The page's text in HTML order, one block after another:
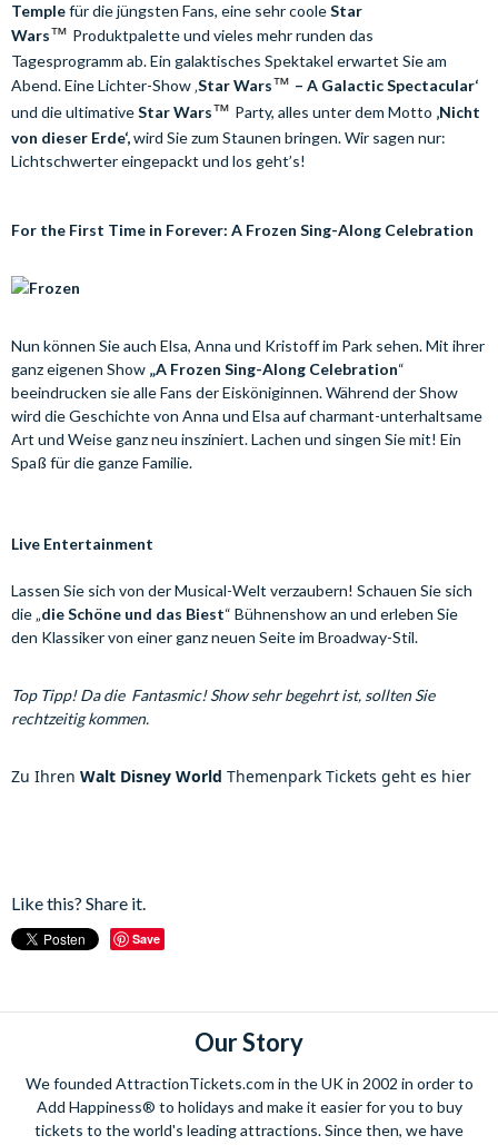
Templefür die jüngsten Fans, eine sehr cooleStar
Wars™ Produktpalette und vieles mehr runden das
Tagesprogramm ab. Ein galaktisches Spektakel erwartet Sie am
Abend. Eine Lichter-Show ‚Star Wars™ – A Galactic Spectacular‘
und die ultimativeStar Wars™ Party, alles unter dem Motto ‚Nicht
von dieser Erde‘,wird Sie zum Staunen bringen. Wir sagen nur:
Lichtschwerter eingepackt und los geht’s!
For the First Time in Forever: A Frozen Sing-Along Celebration
Nun können Sie auch Elsa, Anna und Kristoff im Park sehen. Mit ihrer
ganz eigenen Show „A Frozen Sing-Along Celebration“
beeindrucken sie alle Fans der Eisköniginnen. Während der Show
wird die Geschichte von Anna und Elsa auf charmant-unterhaltsame
Art und Weise ganz neu insziniert. Lachen und singen Sie mit! Ein
Spaß für die ganze Familie.
Live Entertainment
Lassen Sie sich von der Musical-Welt verzaubern! Schauen Sie sich
die „die Schöne und das Biest“ Bühnenshow an und erleben Sie
den Klassiker von einer ganz neuen Seite im Broadway-Stil.
Top Tipp! Da die Fantasmic! Show sehr begehrt ist, sollten Sie
rechtzeitig kommen.
Zu Ihren Walt Disney World Themenpark Tickets geht es hier
Like this? Share it.
Save
Our Story
We founded AttractionTickets.com in the UK in 2002 in order to
Add Happiness® to holidays and make it easier for you to buy
tickets to the world's leading attractions. Since then, we have